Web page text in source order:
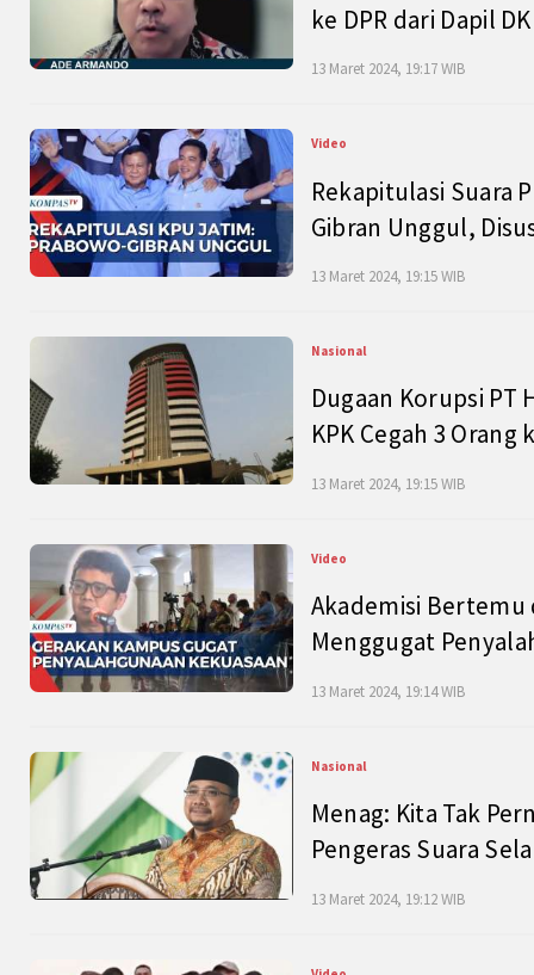
ke DPR dari Dapil
13 Maret 2024, 19:17 WIB
Video
Rekapitulasi Suara
Gibran Unggul,
13 Maret 2024, 19:15 WIB
Nasional
Dugaan Korupsi PT
KPK Cegah 3 Orang
13 Maret 2024, 19:15 WIB
Video
Akademisi Bertemu
Menggugat
13 Maret 2024, 19:14 WIB
Nasional
Menag: Kita Tak
Pengeras Suara
13 Maret 2024, 19:12 WIB